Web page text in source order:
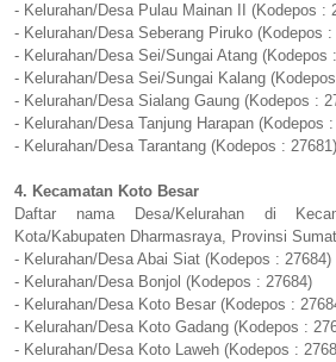
- Kelurahan/Desa Pulau Mainan II (Kodepos :
- Kelurahan/Desa Seberang Piruko (Kodepos :
- Kelurahan/Desa Sei/Sungai Atang (Kodepos
- Kelurahan/Desa Sei/Sungai Kalang
- Kelurahan/Desa Sialang Gaung (Kodepos :
- Kelurahan/Desa Tanjung Harapan (Kodepos
- Kelurahan/Desa Tarantang (Kodepos : 27681)
4. Kecamatan Koto Besar
Daftar nama Desa/Kelurahan di
Kota/Kabupaten Dharmasraya, Provinsi
- Kelurahan/Desa Abai Siat (Kodepos : 27684)
- Kelurahan/Desa Bonjol (Kodepos : 27684)
- Kelurahan/Desa Koto Besar (Kodepos :
- Kelurahan/Desa Koto Gadang (Kodepos :
- Kelurahan/Desa Koto Laweh (Kodepos :